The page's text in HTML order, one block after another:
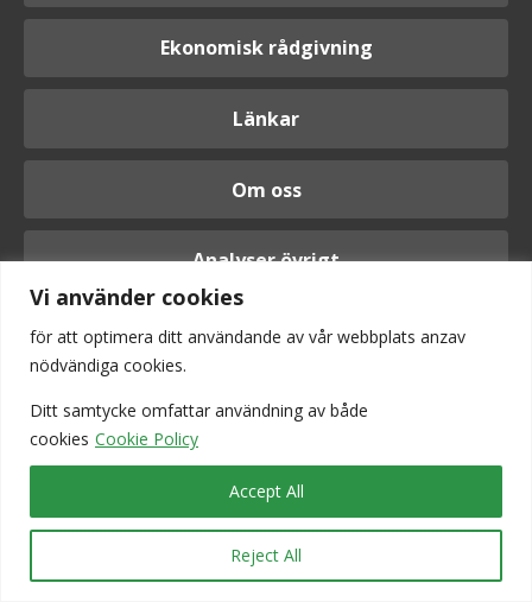
Vi använder cookies
för att optimera ditt användande av vår webbplats anzav
nödvändiga cookies.
Ditt samtycke omfattar användning av både
cookies Cookie Policy
Reject All
Accept All
Ekonomisk rådgivning
Länkar
Om oss
Analyser övrigt
Vi är anslutna till Srf konsulterna